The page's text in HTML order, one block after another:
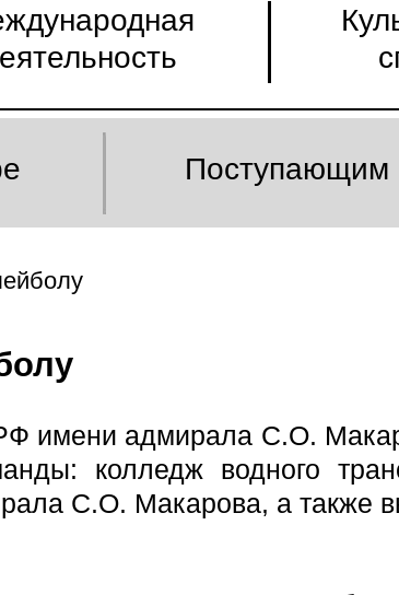
Поступающим
имени адмирала С.О.
колледж водного
С.О. Макарова, а также